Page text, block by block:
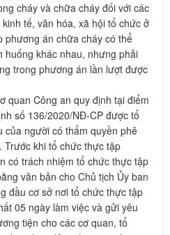
cháy và chữa cháy đối với các
tế, văn hóa, xã hội tổ chức ở
phương án chữa cháy có thể
khác nhau, nhưng phải
trong phương án lần lượt được
quan Công an quy định tại điểm
số 136/2020/NĐ-CP được tổ
của người có thẩm quyền phê
Trước khi tổ chức thực tập
có trách nhiệm tổ chức thực tập
văn bản cho Chủ tịch Ủy ban
đầu cơ sở nơi tổ chức thực tập
05 ngày làm việc và gửi yêu
tiện cho các cơ quan, tổ